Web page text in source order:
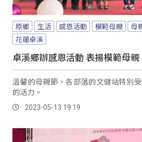
原鄉 生活 感恩活動 模範母親 母
花蓮卓溪
卓溪鄉辦感恩活動 表揚模範母
溫馨的母親節，各部落的文健站特別
的活力。
2023-05-13 19:19